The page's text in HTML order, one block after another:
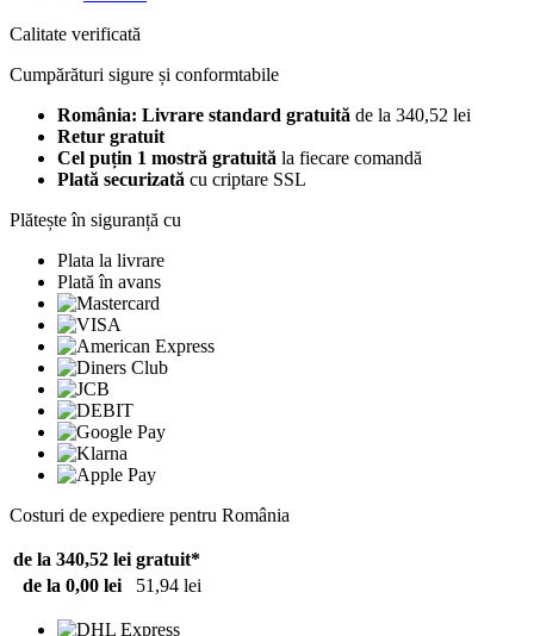
Calitate verificată
Cumpărături sigure și conformtabile
România: Livrare standard gratuită de la 340,52 lei
Retur gratuit
Cel puțin 1 mostră gratuită la fiecare comandă
Plată securizată cu criptare SSL
Plătește în siguranță cu
Plata la livrare
Plată în avans
Costuri de expediere pentru România
de la 340,52 lei gratuit*
de la 0,00 lei
51,94 lei